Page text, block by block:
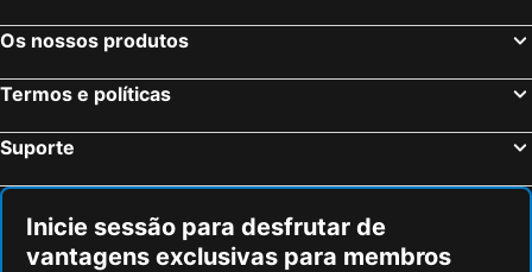
Os nossos produtos
Termos e políticas
Suporte
Inicie sessão para desfrutar de
vantagens exclusivas para membros